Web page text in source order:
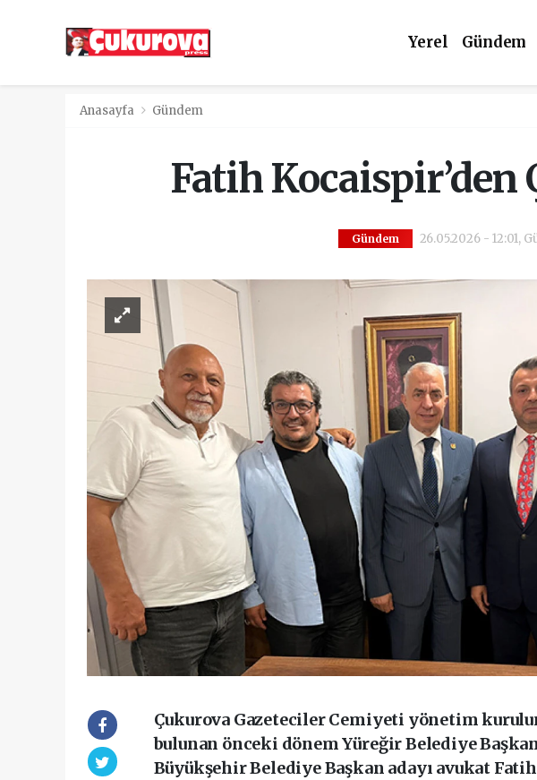
Yerel Gündem
Anasayfa Gündem
Fatih Kocaispir’den
Gündem 26.05.2026 - 12:01,
Çukurova Gazeteciler Cemiyeti yönetim
bulunan önceki dönem Yüreğir Belediye
Büyükşehir Belediye Başkan adayı avukat